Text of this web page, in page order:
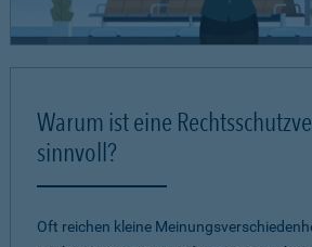
Warum ist eine
sinnvoll?
Oft reichen kleine